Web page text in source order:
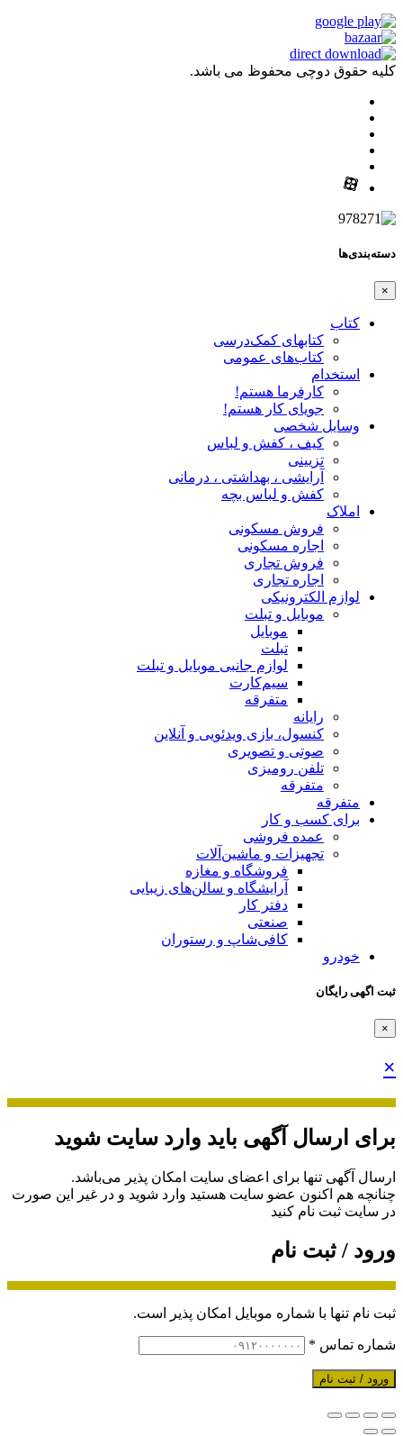
کلیه حقوق دوچی محفوظ می باشد.
دسته‌بندی‌ها
×
کتاب
کتابهای کمک‌درسی
کتاب‌های عمومی
استخدام
کارفرما هستم!
جویای کار هستم!
وسایل شخصی
کیف ، کفش و لباس
تزیینی
آرایشی ، بهداشتی ، درمانی
کفش و لباس بچه
املاک
فروش مسکونی
اجاره مسکونی
فروش تجاری
اجاره تجاری
لوازم الکترونیکی
موبایل و تبلت
موبایل
تبلت
لوازم جانبی موبایل و تبلت
سیم‌کارت
متفرقه
رایانه
کنسول، بازی‌ ویدئویی و آنلاین
صوتی و تصویری
تلفن رومیزی
متفرقه
متفرقه
برای کسب و کار
عمده فروشی
تجهیزات و ماشین‌آلات
فروشگاه و مغازه
آرایشگاه و سالن‌های زیبایی
دفتر کار
صنعتی
کافی‌شاپ و رستوران
خودرو
ثبت اگهی رایگان
×
×
برای ارسال آگهی باید وارد سایت شوید
ارسال آگهی تنها برای اعضای سایت امکان پذیر می‌باشد.
چنانچه هم‌ اکنون عضو سایت هستید وارد شوید و در غیر این صورت
در سایت ثبت نام کنید
ورود / ثبت نام
ثبت نام تنها با شماره موبایل امکان پذیر است.
شماره تماس *
ورود / ثبت نام